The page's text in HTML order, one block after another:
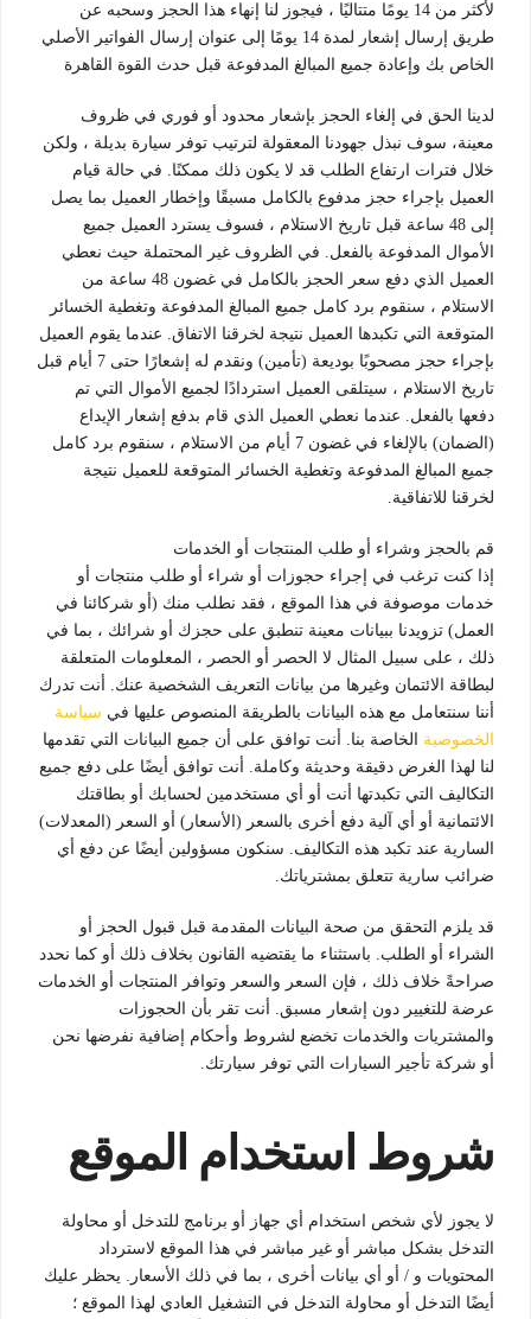
لأكثر من 14 يومًا متتاليًا ، فيجوز لنا إنهاء هذا الحجز وسحبه عن
طريق إرسال إشعار لمدة 14 يومًا إلى عنوان إرسال الفواتير الأصلي
الخاص بك وإعادة جميع المبالغ المدفوعة قبل حدث القوة القاهرة
لدينا الحق في إلغاء الحجز بإشعار محدود أو فوري في ظروف
معينة، سوف نبذل جهودنا المعقولة لترتيب توفر سيارة بديلة ، ولكن
خلال فترات ارتفاع الطلب قد لا يكون ذلك ممكنًا. في حالة قيام
العميل بإجراء حجز مدفوع بالكامل مسبقًا وإخطار العميل بما يصل
إلى 48 ساعة قبل تاريخ الاستلام ، فسوف يسترد العميل جميع
الأموال المدفوعة بالفعل. في الظروف غير المحتملة حيث نعطي
العميل الذي دفع سعر الحجز بالكامل في غضون 48 ساعة من
الاستلام ، سنقوم برد كامل جميع المبالغ المدفوعة وتغطية الخسائر
المتوقعة التي تكبدها العميل نتيجة لخرقنا الاتفاق. عندما يقوم العميل
بإجراء حجز مصحوبًا بوديعة (تأمين) ونقدم له إشعارًا حتى 7 أيام قبل
تاريخ الاستلام ، سيتلقى العميل استردادًا لجميع الأموال التي تم
دفعها بالفعل. عندما نعطي العميل الذي قام بدفع إشعار الإيداع
(الضمان) بالإلغاء في غضون 7 أيام من الاستلام ، سنقوم برد كامل
جميع المبالغ المدفوعة وتغطية الخسائر المتوقعة للعميل نتيجة
لخرقنا للاتفاقية.
قم بالحجز وشراء أو طلب المنتجات أو الخدمات
إذا كنت ترغب في إجراء حجوزات أو شراء أو طلب منتجات أو
خدمات موصوفة في هذا الموقع ، فقد نطلب منك (أو شركائنا في
العمل) تزويدنا ببيانات معينة تنطبق على حجزك أو شرائك ، بما في
ذلك ، على سبيل المثال لا الحصر أو الحصر ، المعلومات المتعلقة
لبطاقة الائتمان وغيرها من بيانات التعريف الشخصية عنك. أنت تدرك
أننا سنتعامل مع هذه البيانات بالطريقة المنصوص عليها في سياسة
الخصوصية الخاصة بنا. أنت توافق على أن جميع البيانات التي تقدمها
لنا لهذا الغرض دقيقة وحديثة وكاملة. أنت توافق أيضًا على دفع جميع
التكاليف التي تكبدتها أنت أو أي مستخدمين لحسابك أو بطاقتك
الائتمانية أو أي آلية دفع أخرى بالسعر (الأسعار) أو السعر (المعدلات)
السارية عند تكبد هذه التكاليف. سنكون مسؤولين أيضًا عن دفع أي
ضرائب سارية تتعلق بمشترياتك.
قد يلزم التحقق من صحة البيانات المقدمة قبل قبول الحجز أو
الشراء أو الطلب. باستثناء ما يقتضيه القانون بخلاف ذلك أو كما نحدد
صراحةً خلاف ذلك ، فإن السعر والسعر وتوافر المنتجات أو الخدمات
عرضة للتغيير دون إشعار مسبق. أنت تقر بأن الحجوزات
والمشتريات والخدمات تخضع لشروط وأحكام إضافية نفرضها نحن
أو شركة تأجير السيارات التي توفر سيارتك.
شروط استخدام الموقع
لا يجوز لأي شخص استخدام أي جهاز أو برنامج للتدخل أو محاولة
التدخل بشكل مباشر أو غير مباشر في هذا الموقع لاسترداد
المحتويات و / أو أي بيانات أخرى ، بما في ذلك الأسعار. يحظر عليك
أيضًا التدخل أو محاولة التدخل في التشغيل العادي لهذا الموقع ؛